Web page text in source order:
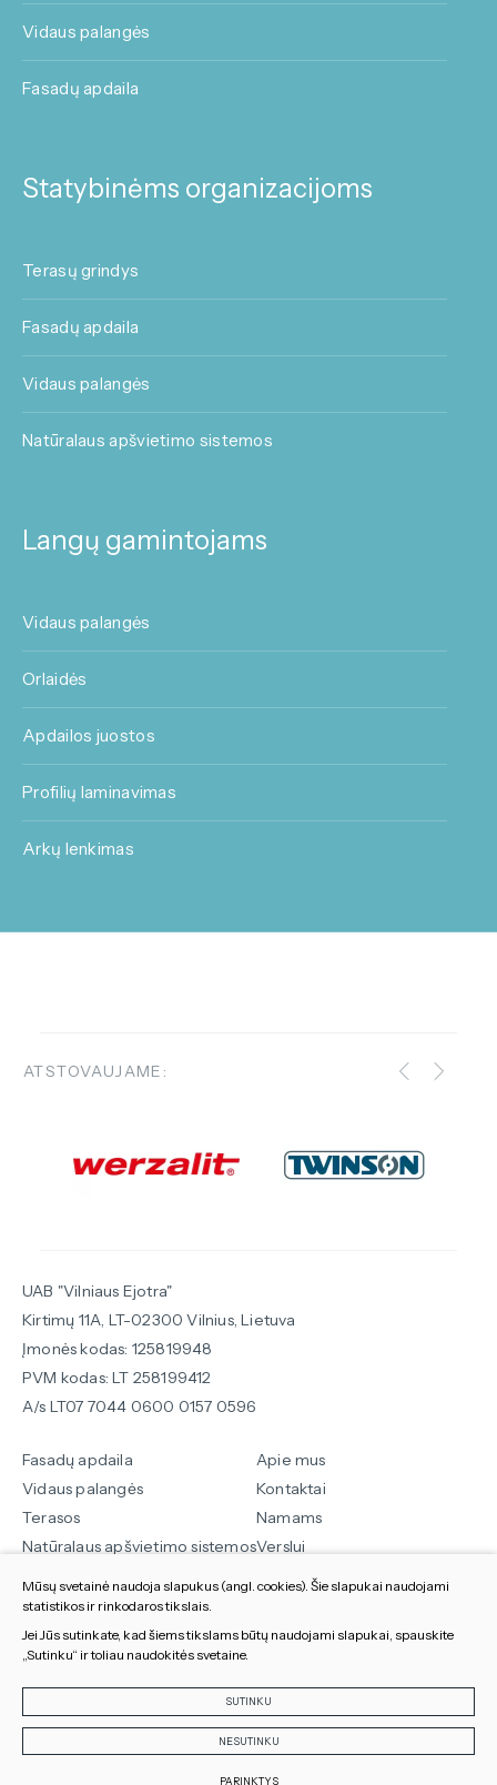
Vidaus palangės
Fasadų apdaila
Statybinėms organizacijoms
Terasų grindys
Fasadų apdaila
Vidaus palangės
Natūralaus apšvietimo sistemos
Langų gamintojams
Vidaus palangės
Orlaidės
Apdailos juostos
Profilių laminavimas
Arkų lenkimas
ATSTOVAUJAME:
UAB "Vilniaus Ejotra"
Kirtimų 11A, LT-02300 Vilnius, Lietuva
Įmonės kodas: 125819948
PVM kodas: LT 258199412
A/s LT07 7044 0600 0157 0596
Fasadų apdaila
Vidaus palangės
Terasos
Natūralaus apšvietimo sistemos
Apie mus
Kontaktai
Namams
Verslui
Sekite mus
Slapukų parinktys
Duomenų apsauga
Visos teiės saugomos 2024
Sukurta:TEXUS
Susisiekite:
+370 5 264 9060
ejt@ejt.lt
Mūsų svetainė naudoja slapukus (angl. cookies). Šie slapukai naudojami
statistikos ir rinkodaros tikslais.
Jei Jūs sutinkate, kad šiems tikslams būtų naudojami slapukai, spauskite
„Sutinku“ ir toliau naudokitės svetaine.
SUTINKU
NESUTINKU
PARINKTYS